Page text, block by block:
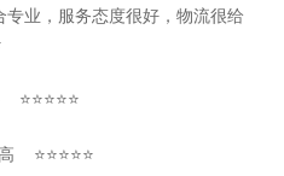
业，服务态度很好，物流很给
⭐⭐⭐⭐⭐